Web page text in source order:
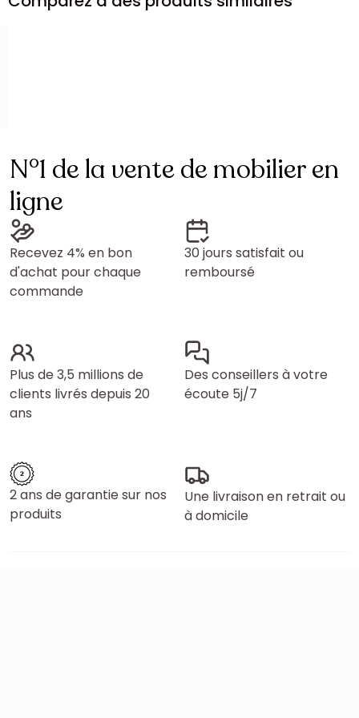
N°1 de la vente de mobilier en
ligne
Recevez 4% en bon
d'achat pour chaque
commande
30 jours satisfait ou
remboursé
Plus de 3,5 millions de
clients livrés depuis 20
ans
Des conseillers à votre
écoute 5j/7
2 ans de garantie sur nos
produits
Une livraison en retrait ou
à domicile